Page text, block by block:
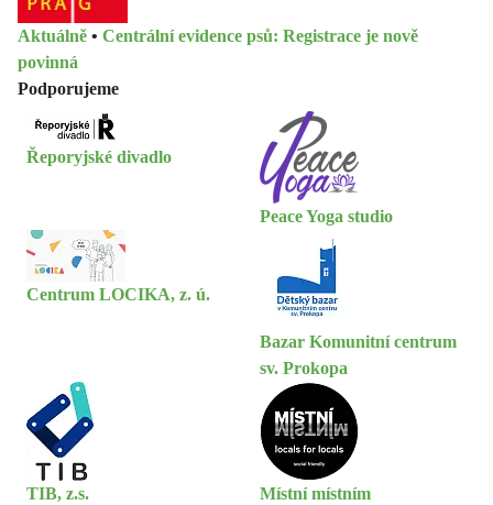
Aktuálně • Centrální evidence psů: Registrace je nově
povinná
Podporujeme
Řeporyjské divadlo
Peace Yoga studio
Centrum LOCIKA, z. ú.
Bazar Komunitní centrum
sv. Prokopa
TIB, z.s. Místní místním